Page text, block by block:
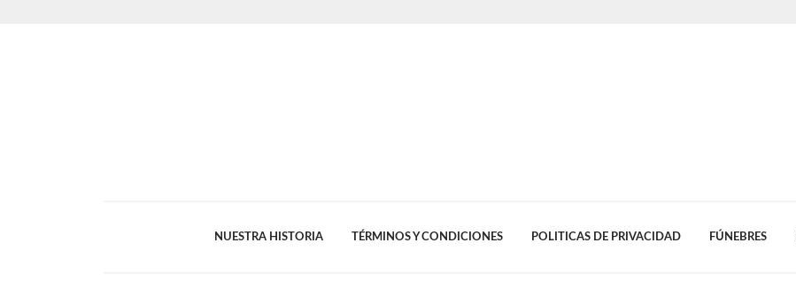
NUESTRA HISTORIA TÉRMINOS Y CONDICIONES POLITICAS DE PRIVACIDAD FÚNEBRES